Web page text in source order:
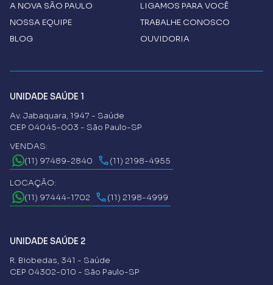
A NOVA SÃO PAULO
NOSSA EQUIPE
BLOG
LIGAMOS PARA VOCÊ
TRABALHE CONOSCO
OUVIDORIA
UNIDADE SAÚDE 1
Av. Jabaquara, 1947 - Saúde
CEP 04045-003 - São Paulo-SP
VENDAS:
(11) 97489-2840
(11) 2198-4955
LOCAÇÃO:
(11) 97444-1702
(11) 2198-4999
UNIDADE SAÚDE 2
R. Biobedas, 341 - Saúde
CEP 04302-010 - São Paulo-SP